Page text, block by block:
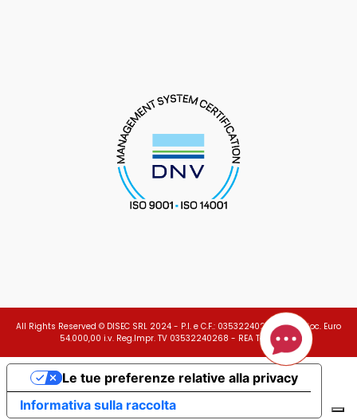
All Rights Reserved © DISEC SRL 2024 - P.I. e C.F.: 03532240268 - Cap.Soc. Euro
54.000,00 i.v. Reg.Impr. TV 03532240268 - REA TV 279278
Informativa sulla raccolta
Le tue preferenze relative alla privacy